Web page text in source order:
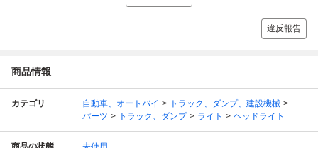
違反報告
商品情報
カテゴリ 自動車、オートバイ
トラック、ダンプ、建設機械
パーツ
トラック、ダンプ ライト ヘッドライト